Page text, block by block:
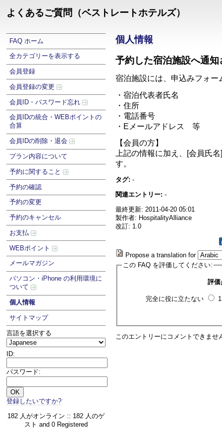
よくあるご質問（ベストレートホテルズ）
FAQ ホーム
全カテゴリーを表示する
会員登録
会員登録の変更
会員ID・パスワード忘れ
会員IDの統合・WEBポイントの
合算
会員IDの削除・退会
プラン内容について
予約に関すること
予約の確認
予約の変更
予約のキャンセル
お支払
WEBポイント
メールマガジン
パソコン・iPhone の利用環境に
ついて
個人情報
サイトマップ
言語を選択する
ID:
パスワード:
登録したいですか?
182 人がオンライン :: 182 人のゲ
スト and 0 Registered
個人情報
予約した宿泊施設へ通
宿泊施設には、申込みフォ
・宿泊代表者氏名
・住所
・電話番号
・Eメールアドレス 等
【会員の方】
上記の情報に加え、[会員氏
す。
タグ: -
関連エントリー: -
最終更新: 2011-04-20 05:01
製作者: HospitalityAlliance
改訂: 1.0
Propose a translation for
この FAQ を評価してください:
評価
完全に役に立たない
このエントリーにコメントできませ